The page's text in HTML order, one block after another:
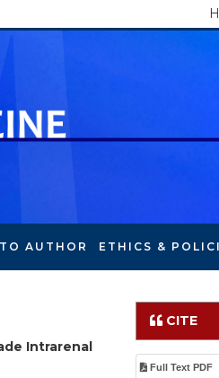
AUTHOR ETHICS &
Intrarenal
CITE
Full Text PDF